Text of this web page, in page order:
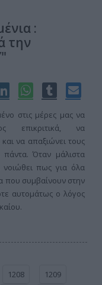
:
την
στις μέρες μας να
επικριτικά, να
να απαξιώνει τους
πάντα. Όταν μάλιστα
νοιώθει πως για όλα
που συμβαίνουν στην
αυτομάτως ο λόγος
1208
1209